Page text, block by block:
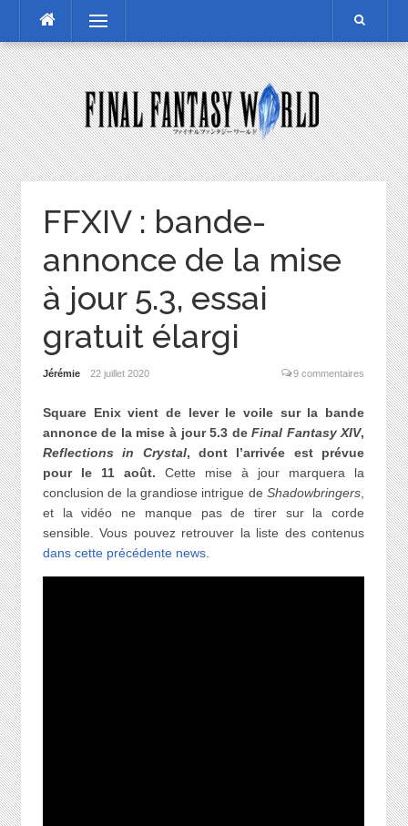
content
Menu
FFXIV : bande-
annonce de la mise
à jour 5.3, essai
gratuit élargi
Jérémie 22 juillet 2020 9 commentaires
Square Enix vient de lever le voile sur la bande
annonce de la mise à jour 5.3 deFinal Fantasy XIV,
Reflections in Crystal, dont l’arrivée est prévue
pour le 11 août. Cette mise à jour marquera la
conclusion de la grandiose intrigue deShadowbringers
et la vidéo ne manque pas de tirer sur la corde
sensible. Vous pouvez retrouver la liste des contenus
dans cette précédente news.